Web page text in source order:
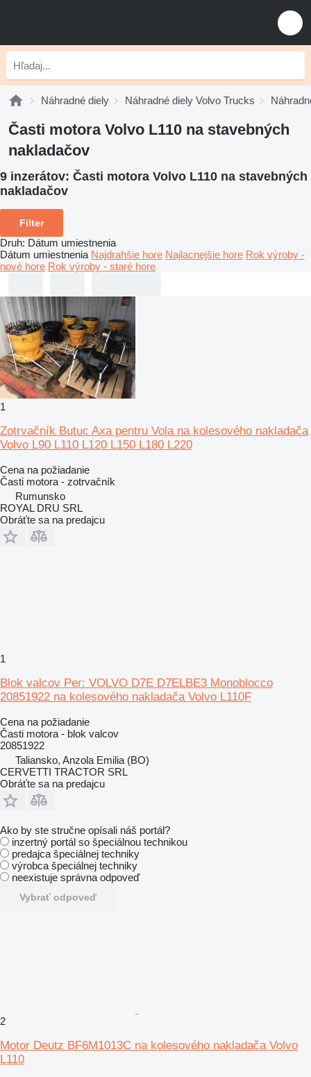
Náhradné diely Náhradné diely Volvo Trucks
Časti motora Volvo L110 na stavebných
nakladačov
9 inzerátov: Časti motora Volvo L110 na stavebných
nakladačov
Filter
Druh: Dátum umiestnenia
Dátum umiestnenia Najdrahšie hore Najlacnejšie hore Rok výroby -
nové hore Rok výroby - staré hore
1
Zotrvačník Butuc Axa pentru Vola na kolesového nakladača
Volvo L90 L110 L120 L150 L180 L220
Cena na požiadanie
Časti motora - zotrvačník
Rumunsko
ROYAL DRU SRL
Obráťte sa na predajcu
1
Blok valcov Per: VOLVO D7E D7ELBE3 Monoblocco
20851922 na kolesového nakladača Volvo L110F
Cena na požiadanie
Časti motora - blok valcov
20851922
Taliansko, Anzola Emilia (BO)
CERVETTI TRACTOR SRL
Obráťte sa na predajcu
Ako by ste stručne opísali náš portál?
inzertný portál so špeciálnou technikou
predajca špeciálnej techniky
výrobca špeciálnej techniky
neexistuje správna odpoveď
Vybrať odpoveď
2
Motor Deutz BF6M1013C na kolesového nakladača Volvo
L110